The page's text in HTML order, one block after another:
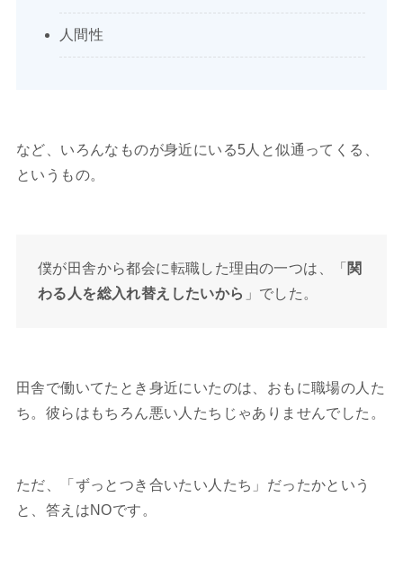
人間性
など、いろんなものが身近にいる5人と似通ってくる、
というもの。
僕が田舎から都会に転職した理由の一つは、「 関
わる人を総入れ替えしたいから 」でした。
田舎で働いてたとき身近にいたのは、おもに職場の人た
ち。彼らはもちろん悪い人たちじゃありませんでした。
ただ、「ずっとつき合いたい人たち」だったかという
と、答えはNOです。